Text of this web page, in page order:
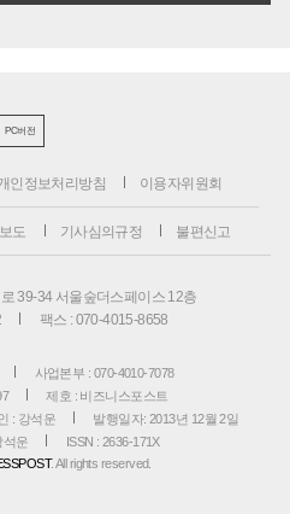
PC버전
인정보처리방침 이용자위원회
도 기사심의규정 불편신고
39-34 서울숲더스페이스 12층
팩스 : 070-4015-8658
사업본부 : 070-4010-7078
제호 : 비즈니스포스트
: 강석운
발행일자: 2013년 12월 2일
석운
ISSN : 2636-171X
. All rights reserved.